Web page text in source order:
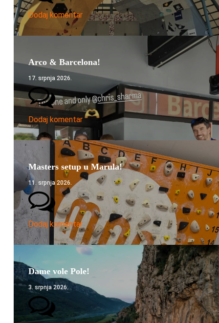
Dodaj komentar
Arco & Barcelona!
17. srpnja 2026.
Dodaj komentar
Masters setup u Marula!
11. srpnja 2026.
Dodaj komentar
Dame vole Pole!
3. srpnja 2026.